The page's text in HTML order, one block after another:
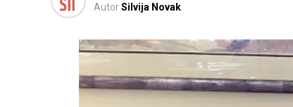
AutorSilvija Novak